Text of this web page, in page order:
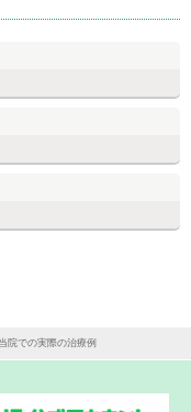
院での実際の治療例